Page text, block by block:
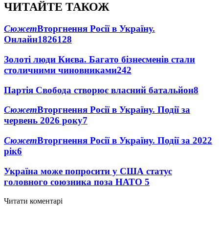
ЧИТАЙТЕ ТАКОЖ
СюжетВторгнення Росії в Україну.
Онлайн1826128
Золоті люди Києва. Багато бізнесменів стали
столичними чиновниками242
Партія Свобода створює власний батальйон8
СюжетВторгнення Росії в Україну. Події за
червень 2026 року7
СюжетВторгнення Росії в Україну. Події за 2022
рік6
Україна може попросити у США статус
головного союзника поза НАТО 5
Читати коментарі